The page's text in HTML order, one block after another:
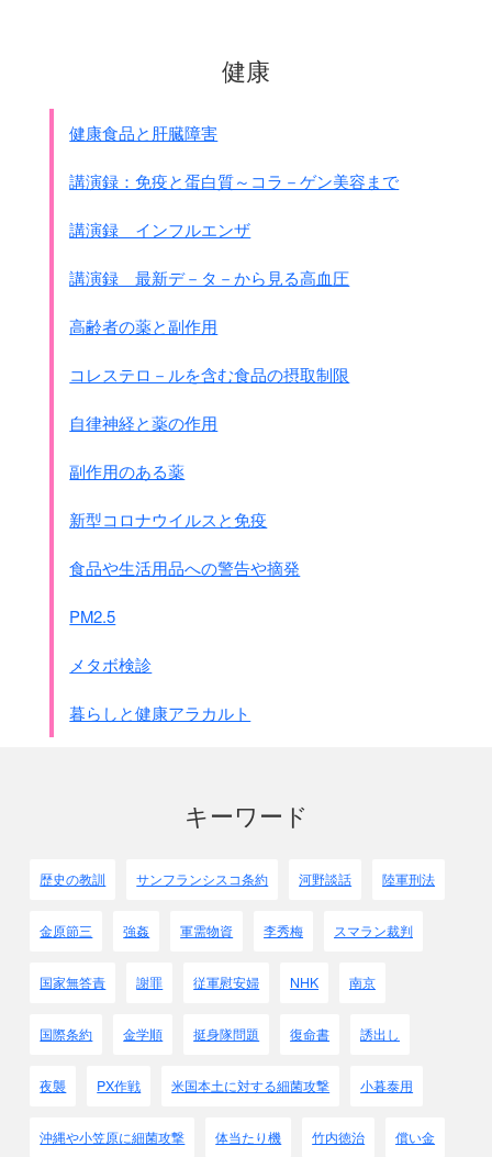
健康
健康食品と肝臓障害
講演録：免疫と蛋白質～コラ－ゲン美容まで
講演録 インフルエンザ
講演録 最新デ－タ－から見る高血圧
高齢者の薬と副作用
コレステロ－ルを含む食品の摂取制限
自律神経と薬の作用
副作用のある薬
新型コロナウイルスと免疫
食品や生活用品への警告や摘発
PM2.5
メタボ検診
暮らしと健康アラカルト
キーワード
歴史の教訓 サンフランシスコ条約 河野談話 陸軍刑法
金原節三 強姦 軍需物資 李秀梅 スマラン裁判
国家無答責 謝罪 従軍慰安婦 NHK 南京
国際条約 金学順 挺身隊問題 復命書 誘出し
夜襲 PX作戦 米国本土に対する細菌攻撃 小暮泰用
沖縄や小笠原に細菌攻撃 体当たり機 竹内徳治 償い金